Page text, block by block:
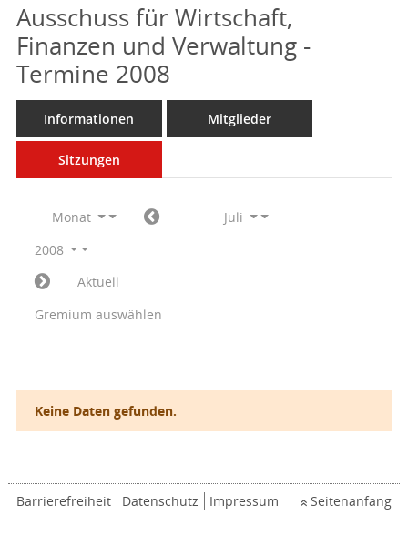
Ausschuss für Wirtschaft,
Finanzen und Verwaltung -
Termine 2008
Informationen Mitglieder
Sitzungen
Monat
Juli
2008
Aktuell
Gremium auswählen
Keine Daten gefunden.
Barrierefreiheit Datenschutz Impressum Seitenanfang